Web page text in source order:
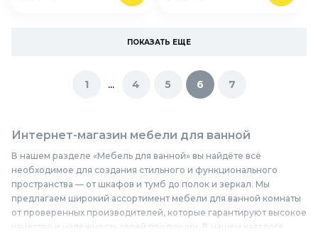
ПОКАЗАТЬ ЕЩЕ
1 ... 4 5 6 7
Интернет-магазин мебели для ванной
В нашем разделе «Мебель для ванной» вы найдёте всё
необходимое для создания стильного и функционального
пространства — от шкафов и тумб до полок и зеркал. Мы
предлагаем широкий ассортимент мебели для ванной комнаты
от проверенных производителей, которые гарантируют высокое
качество и надёжность своей продукции. В нашем каталоге